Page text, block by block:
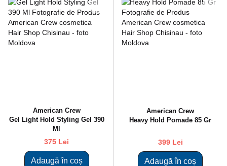
American Crew
Gel Light Hold Styling Gel 390
Ml
375 Lei
Adaugă în coș
American Crew
Heavy Hold Pomade 85 Gr
399 Lei
Adaugă în coș